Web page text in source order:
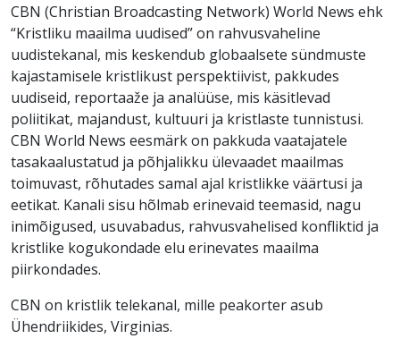
CBN (Christian Broadcasting Network) World News ehk
“Kristliku maailma uudised” on rahvusvaheline
uudistekanal, mis keskendub globaalsete sündmuste
kajastamisele kristlikust perspektiivist, pakkudes
uudiseid, reportaaže ja analüüse, mis käsitlevad
poliitikat, majandust, kultuuri ja kristlaste tunnistusi.
CBN World News eesmärk on pakkuda vaatajatele
tasakaalustatud ja põhjalikku ülevaadet maailmas
toimuvast, rõhutades samal ajal kristlikke väärtusi ja
eetikat. Kanali sisu hõlmab erinevaid teemasid, nagu
inimõigused, usuvabadus, rahvusvahelised konfliktid ja
kristlike kogukondade elu erinevates maailma
piirkondades.
CBN on kristlik telekanal, mille peakorter asub
Ühendriikides, Virginias.